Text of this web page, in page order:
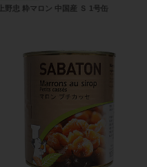
上野忠 粋マロン 中国産 Ｓ 1号缶